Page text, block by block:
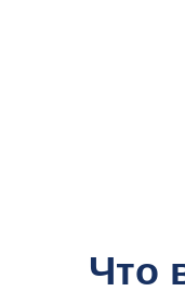
Что